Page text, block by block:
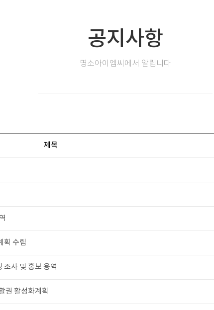
공지사항
명소아이엠씨에서 알립니다
제목
획 수립
조사 및 홍보 용역
권 활성화계획